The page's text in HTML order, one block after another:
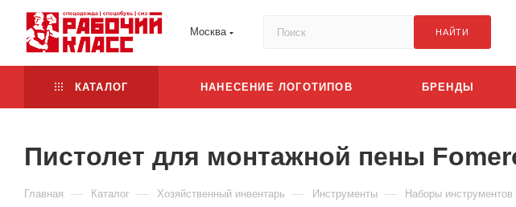
Москва НАЙТИ
КАТАЛОГ НАНЕСЕНИЕ ЛОГОТИПОВ БРЕНДЫ
Пистолет для монтажной пены
Главная — Каталог — Хозяйственный инвентарь — Инструменты — Наборы инструментов